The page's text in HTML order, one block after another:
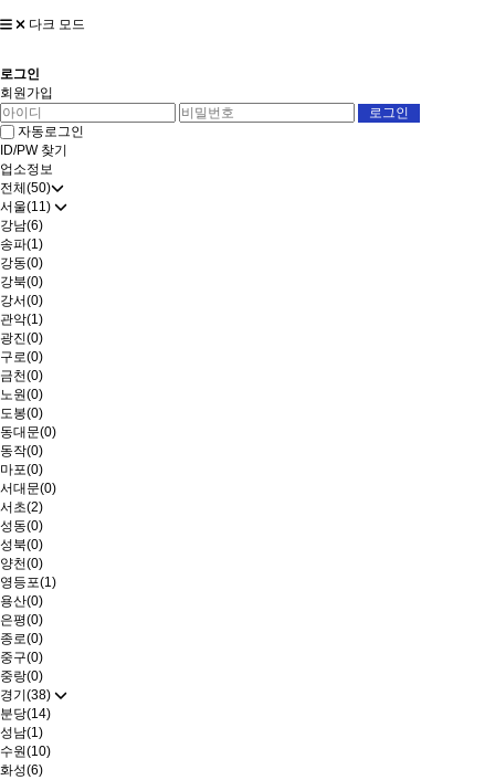
다크 모드
로그인
회원가입
자동로그인
ID/PW 찾기
업소정보
전체(50)
서울(11)
강남(6)
송파(1)
강동(0)
강북(0)
강서(0)
관악(1)
광진(0)
구로(0)
금천(0)
노원(0)
도봉(0)
동대문(0)
동작(0)
마포(0)
서대문(0)
서초(2)
성동(0)
성북(0)
양천(0)
영등포(1)
용산(0)
은평(0)
종로(0)
중구(0)
중랑(0)
경기(38)
분당(14)
성남(1)
수원(10)
화성(6)